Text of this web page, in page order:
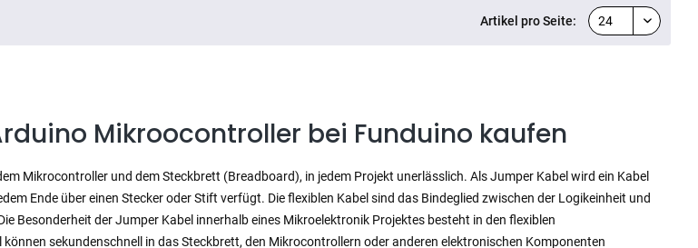
Artikel pro Seite:
Mikroocontroller bei Funduino kaufen
Mikrocontroller und dem Steckbrett (Breadboard), in jedem Projekt unerlässlich. Als Jumper Kabel wird ein Kabel
Ende über einen Stecker oder Stift verfügt. Die flexiblen Kabel sind das Bindeglied zwischen der Logikeinheit und
Besonderheit der Jumper Kabel innerhalb eines Mikroelektronik Projektes besteht in den flexiblen
können sekundenschnell in das Steckbrett, den Mikrocontrollern oder anderen elektronischen Komponenten